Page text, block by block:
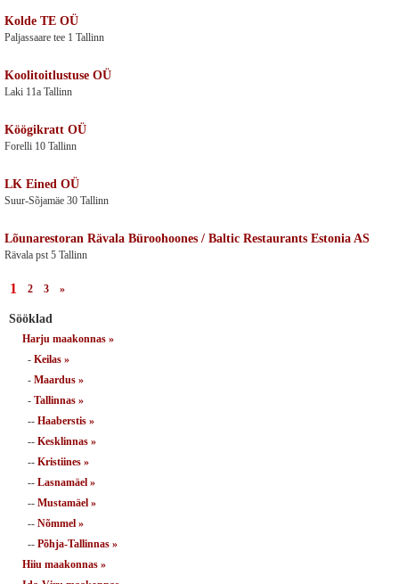
Kolde TE OÜ
Paljassaare tee 1 Tallinn
Koolitoitlustuse OÜ
Laki 11a Tallinn
Köögikratt OÜ
Forelli 10 Tallinn
LK Eined OÜ
Suur-Sõjamäe 30 Tallinn
Lõunarestoran Rävala Büroohoones / Baltic Restaurants Estonia AS
Rävala pst 5 Tallinn
1 2 3 »
Sööklad
Harju maakonnas »
- Keilas »
- Maardus »
- Tallinnas »
-- Haaberstis »
-- Kesklinnas »
-- Kristiines »
-- Lasnamäel »
-- Mustamäel »
-- Nõmmel »
-- Põhja-Tallinnas »
Hiiu maakonnas »